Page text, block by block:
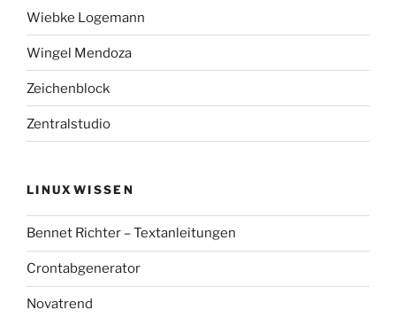
Wiebke Logemann
Wingel Mendoza
Zeichenblock
Zentralstudio
LINUXWISSEN
Bennet Richter – Textanleitungen
Crontabgenerator
Novatrend